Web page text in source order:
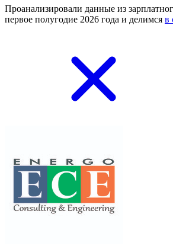
Проанализировали данные из
первое полугодие 2026 года и делимся в